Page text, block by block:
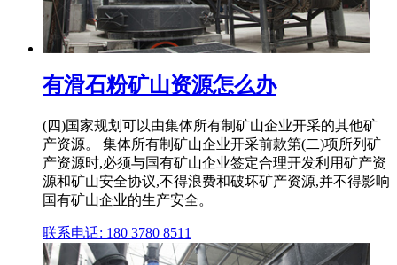
有滑石粉矿山资源怎么办
(四)国家规划可以由集体所有制矿山企业开采的其他矿
产资源。 集体所有制矿山企业开采前款第(二)项所列矿
产资源时,必须与国有矿山企业签定合理开发利用矿产资
源和矿山安全协议,不得浪费和破坏矿产资源,并不得影响
国有矿山企业的生产安全。
联系电话: 180 3780 8511